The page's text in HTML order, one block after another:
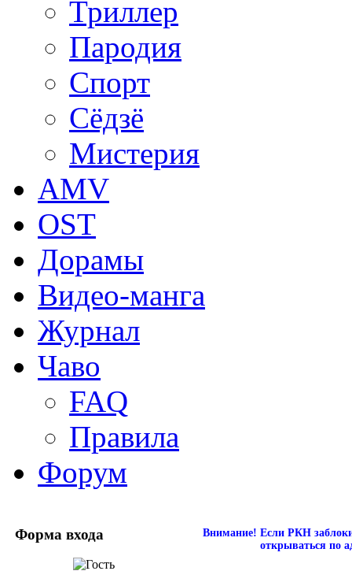
Триллер
Пародия
Спорт
Сёдзё
Мистерия
AMV
OST
Дорамы
Видео-манга
Журнал
Чаво
FAQ
Правила
Форум
Форма входа
Внимание! Если РКН
открываться по